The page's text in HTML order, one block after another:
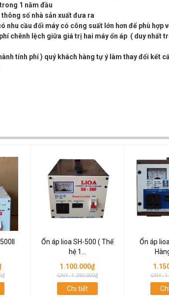
1 năm đầu
số nhà sản xuất đưa ra
nhu cầu đổi máy có công suất lớn hơn để phù hợp
chênh lệch giữa giá trị hai máy ổn áp ( duy nhất
tính phí ) quý khách hàng tự ý làm thay đổi kết
Ổn áp lioa SH-500 ( Thế
hệ 1...
1.100.000₫
GNY: 1.390.000₫
Chi tiết
Ổn áp
GNY: